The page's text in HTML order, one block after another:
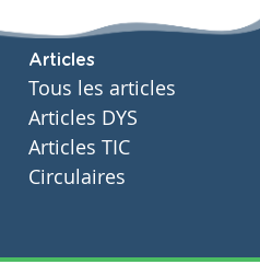
Articles
Tous les articles
Articles DYS
Articles TIC
Circulaires